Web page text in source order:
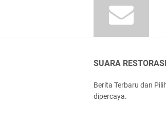
SUARA RESTORASI
Berita Terbaru dan
dipercaya.